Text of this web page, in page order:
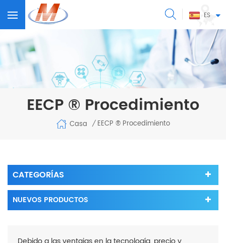
ES
EECP ® Procedimiento
Casa / EECP ® Procedimiento
CATEGORÍAS
NUEVOS PRODUCTOS